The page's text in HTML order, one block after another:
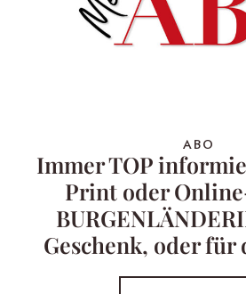
ABO
Immer TOP
Print oder
Geschenk, oder für